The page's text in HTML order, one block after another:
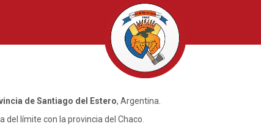
de Santiago del Estero, Argentina.
del límite con la provincia del Chaco.